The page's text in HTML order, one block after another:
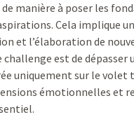
manière à poser les
Cela implique
et l’élaboration de
est de dépasser
uniquement sur le volet
émotionnelles et